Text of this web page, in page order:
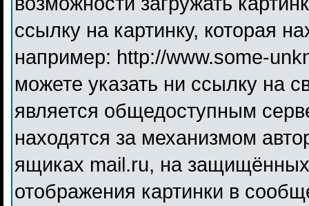
ссылку на картинку, которая
например: http://www.some-
можете указать ни ссылку на
является общедоступным
находятся за механизмом
ящиках mail.ru, на
отображения картинки в